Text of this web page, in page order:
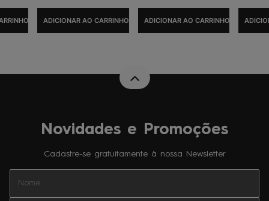
ADICIONAR AO CARRINHO ADICIONAR AO CARRINHO
Novidades e Promoções
Cadastre-se gratuitamente à nossa Newsletter